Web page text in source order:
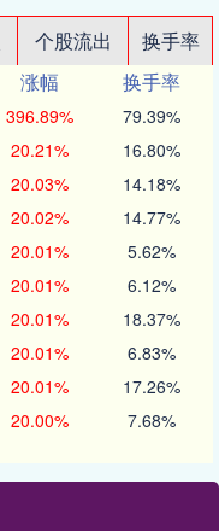
个股流出
换手率
涨幅
换手率
396.89% 79.39%
20.21% 16.80%
20.03% 14.18%
20.02% 14.77%
20.01% 5.62%
20.01% 6.12%
20.01% 18.37%
20.01% 6.83%
20.01% 17.26%
20.00% 7.68%